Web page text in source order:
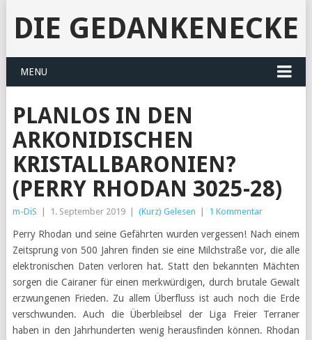
DIE GEDANKENECKE
MENU
PLANLOS IN DEN
ARKONIDISCHEN
KRISTALLBARONIEN?
(PERRY RHODAN 3025-28)
m-DiS 1. September 2019 (Kurz) Gelesen 1 Kommentar
Perry Rhodan und seine Gefährten wurden vergessen! Nach einem
Zeitsprung von 500 Jahren finden sie eine Milchstraße vor, die alle
elektronischen Daten verloren hat. Statt den bekannten Mächten
sorgen die Cairaner für einen merkwürdigen, durch brutale Gewalt
erzwungenen Frieden. Zu allem Überfluss ist auch noch die Erde
verschwunden. Auch die Überbleibsel der Liga Freier Terraner
haben in den Jahrhunderten wenig herausfinden können. Rhodan